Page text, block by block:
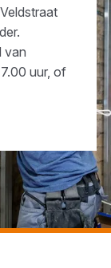
van
uur, of